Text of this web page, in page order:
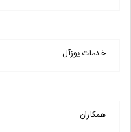
خدمات یوزآل
همکاران